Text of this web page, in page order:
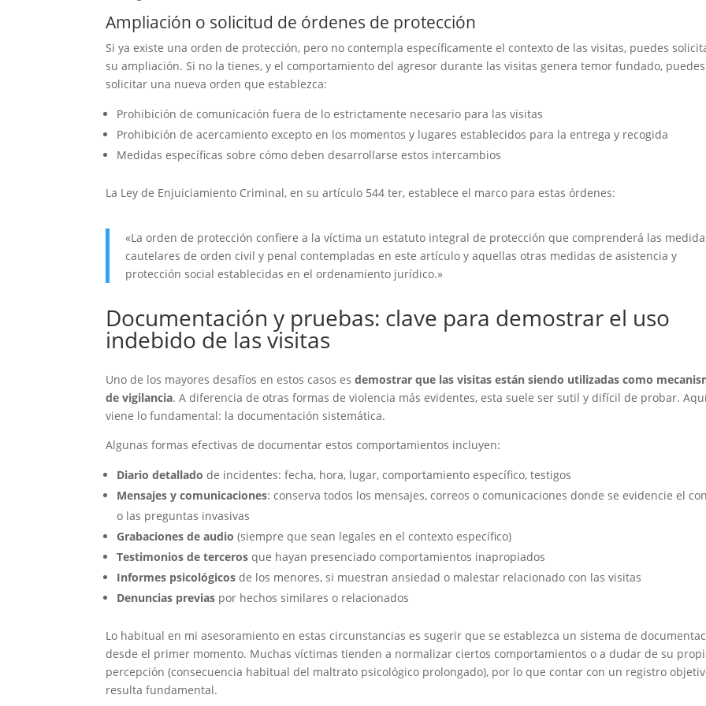
Ampliación o solicitud de órdenes de protección
Si ya existe una orden de protección, pero no contempla específicamente el contexto de las visitas, puedes
su ampliación. Si no la tienes, y el comportamiento del agresor durante las visitas genera temor fundado, puedes
solicitar una nueva orden que establezca:
Prohibición de comunicación fuera de lo estrictamente necesario para las visitas
Prohibición de acercamiento excepto en los momentos y lugares establecidos para la entrega y recogida
Medidas específicas sobre cómo deben desarrollarse estos intercambios
La Ley de Enjuiciamiento Criminal, en su artículo 544 ter, establece el marco para estas órdenes:
«La orden de protección confiere a la víctima un estatuto integral de protección que comprenderá las
cautelares de orden civil y penal contempladas en este artículo y aquellas otras medidas de asistencia y
protección social establecidas en el ordenamiento jurídico.»
Documentación y pruebas: clave para demostrar el uso
indebido de las visitas
Uno de los mayores desafíos en estos casos esdemostrar que las visitas están siendo utilizadas como
de vigilancia. A diferencia de otras formas de violencia más evidentes, esta suele ser sutil y difícil de probar.
viene lo fundamental: la documentación sistemática.
Algunas formas efectivas de documentar estos comportamientos incluyen:
Diario detallado de incidentes: fecha, hora, lugar, comportamiento específico, testigos
Mensajes y comunicaciones: conserva todos los mensajes, correos o comunicaciones donde se evidencie el
o las preguntas invasivas
Grabaciones de audio (siempre que sean legales en el contexto específico)
Testimonios de terceros que hayan presenciado comportamientos inapropiados
Informes psicológicos de los menores, si muestran ansiedad o malestar relacionado con las visitas
Denuncias previas por hechos similares o relacionados
Lo habitual en mi asesoramiento en estas circunstancias es sugerir que se establezca un sistema de
desde el primer momento. Muchas víctimas tienden a normalizar ciertos comportamientos o a dudar de su
percepción (consecuencia habitual del maltrato psicológico prolongado), por lo que contar con un registro
resulta fundamental.